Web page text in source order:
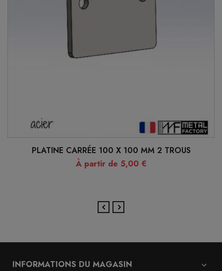
PLATINE CARRÉE 100 X 100 MM 2 TROUS
À partir de 5,00 €
INFORMATIONS DU MAGASIN expand_more